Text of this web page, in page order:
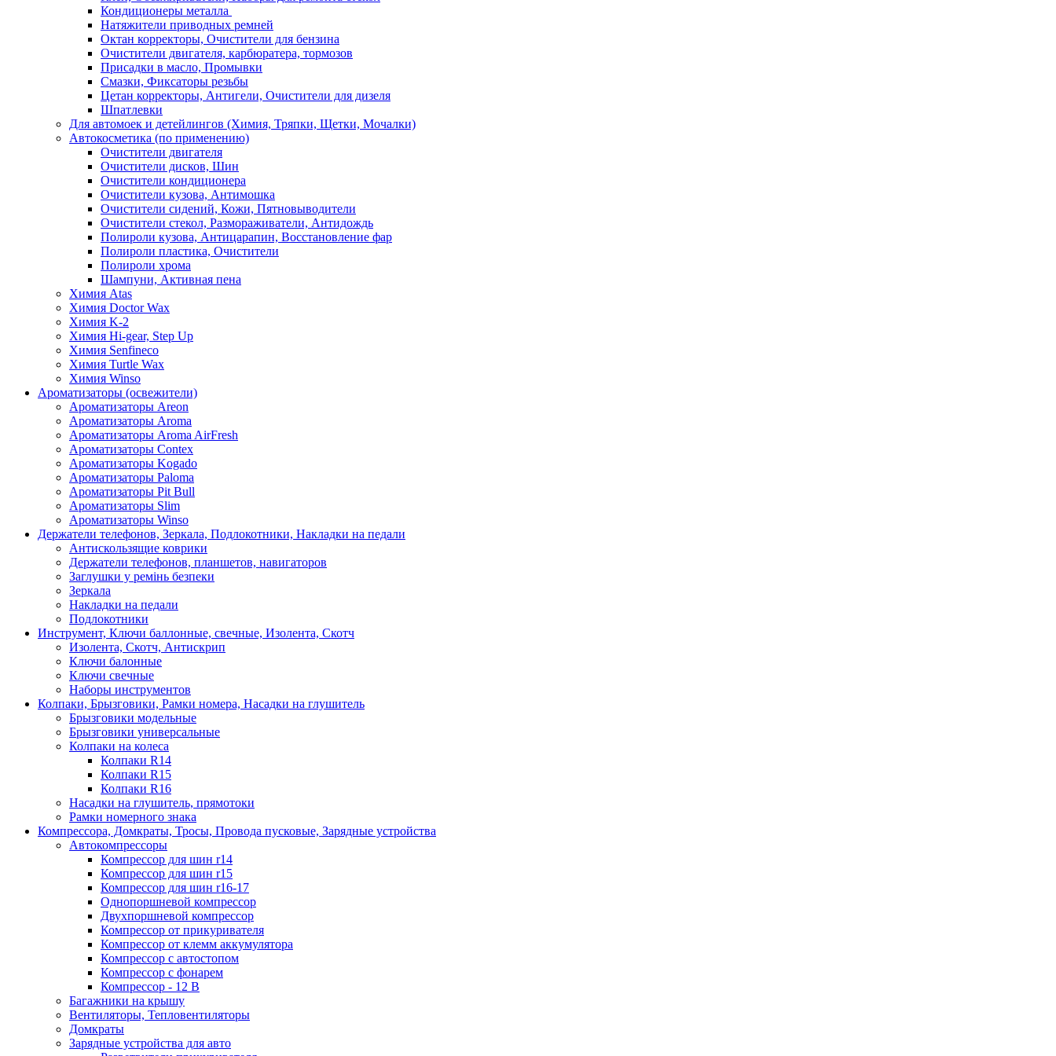
Кондиционеры металла
Натяжители приводных ремней
Октан корректоры, Очистители для бензина
Очистители двигателя, карбюратера, тормозов
Присадки в масло, Промывки
Смазки, Фиксаторы резьбы
Цетан корректоры, Антигели, Очистители для дизеля
Шпатлевки
Для автомоек и детейлингов (Химия, Тряпки, Щетки, Мочалки)
Автокосметика (по применению)
Очистители двигателя
Очистители дисков, Шин
Очистители кондиционера
Очистители кузова, Антимошка
Очистители сидений, Кожи, Пятновыводители
Очистители стекол, Размораживатели, Антидождь
Полироли кузова, Антицарапин, Восстановление фар
Полироли пластика, Очистители
Полироли хрома
Шампуни, Активная пена
Химия Atas
Химия Doctor Wax
Химия K-2
Химия Hi-gear, Step Up
Химия Senfineco
Химия Turtle Wax
Химия Winso
Ароматизаторы (освежители)
Ароматизаторы Areon
Ароматизаторы Aroma
Ароматизаторы Aroma AirFresh
Ароматизаторы Contex
Ароматизаторы Kogado
Ароматизаторы Paloma
Ароматизаторы Pit Bull
Ароматизаторы Slim
Ароматизаторы Winso
Держатели телефонов, Зеркала, Подлокотники, Накладки на педали
Антискользящие коврики
Держатели телефонов, планшетов, навигаторов
Заглушки у ремінь безпеки
Зеркала
Накладки на педали
Подлокотники
Инструмент, Ключи баллонные, свечные, Изолента, Скотч
Изолента, Скотч, Антискрип
Ключи балонные
Ключи свечные
Наборы инструментов
Колпаки, Брызговики, Рамки номера, Насадки на глушитель
Брызговики модельные
Брызговики универсальные
Колпаки на колеса
Колпаки R14
Колпаки R15
Колпаки R16
Насадки на глушитель, прямотоки
Рамки номерного знака
Компрессора, Домкраты, Тросы, Провода пусковые, Зарядные устройства
Автокомпрессоры
Компрессор для шин r14
Компрессор для шин r15
Компрессор для шин r16-17
Однопоршневой компрессор
Двухпоршневой компрессор
Компрессор от прикуривателя
Компрессор от клемм аккумулятора
Компрессор с автостопом
Компрессор с фонарем
Компрессор - 12 В
Багажники на крышу
Вентиляторы, Тепловентиляторы
Домкраты
Зарядные устройства для авто